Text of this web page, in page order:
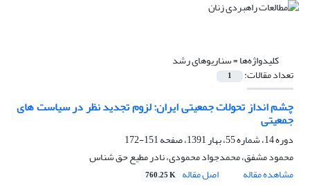
کلیدواژه‌ها =سناریوهای رشد
تعداد مقالات: 1
چشم انداز تحولات جمعیتی ایران: لزوم تجدید نظر در سیاست های
جمعیتی
دوره 14، شماره 55، بهار 1391، صفحه
151-172
محمود مشفق، محمدجواد محمودی، نادر مطیع حق شناس
مشاهده مقاله
اصل مقاله 760.25 K